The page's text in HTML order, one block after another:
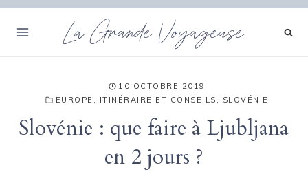
Aller
La Grande Voyageuse
10 OCTOBRE 2019
EUROPE , ITINÉRAIRE ET CONSEILS , SLOVÉNIE
Slovénie : que faire à Ljubljana
en 2 jours ?